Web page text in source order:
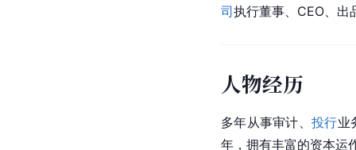
司执行董事、CEO、出
人物经历
多年从事审计、投行业
年，拥有丰富的资本运